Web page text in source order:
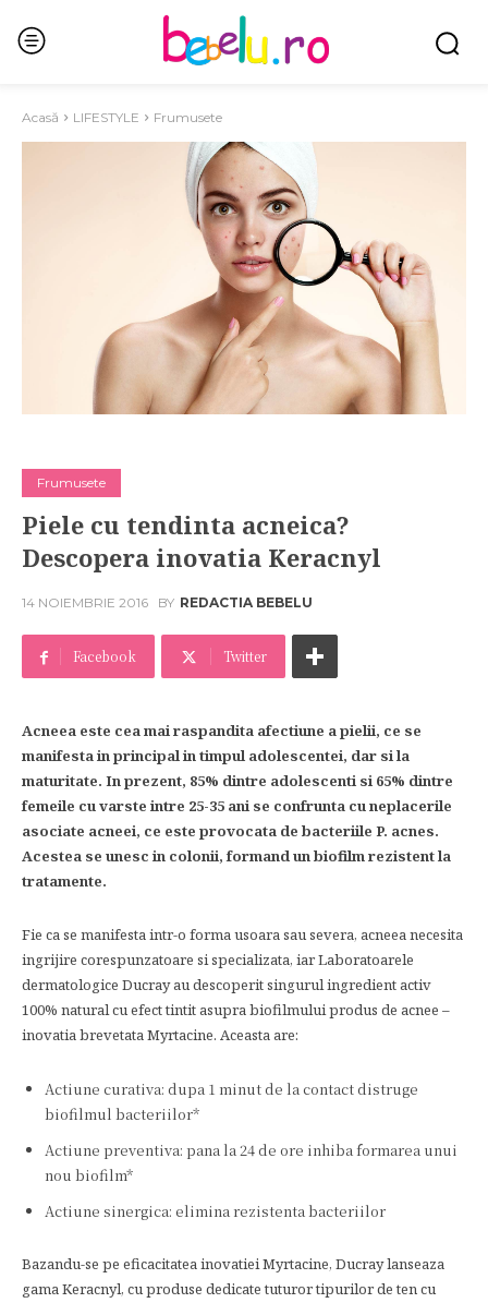
Acasă LIFESTYLE Frumusete
Frumusete
Piele cu tendinta acneica?
Descopera inovatia Keracnyl
14 NOIEMBRIE 2016 BY REDACTIA BEBELU
Facebook Twitter
Acneea este cea mai raspandita afectiune a pielii, ce se
manifesta in principal in timpul adolescentei, dar si la
maturitate. In prezent, 85% dintre adolescenti si 65% dintre
femeile cu varste intre 25-35 ani se confrunta cu neplacerile
asociate acneei, ce este provocata de bacteriile P. acnes.
Acestea se unesc in colonii, formand un biofilm rezistent la
tratamente.
Fie ca se manifesta intr-o forma usoara sau severa, acneea necesita
ingrijire corespunzatoare si specializata, iar Laboratoarele
dermatologice Ducray au descoperit singurul ingredient activ
100% natural cu efect tintit asupra biofilmului produs de acnee –
inovatia brevetata Myrtacine. Aceasta are:
Actiune curativa: dupa 1 minut de la contact distruge
biofilmul bacteriilor*
Actiune preventiva: pana la 24 de ore inhiba formarea unui
nou biofilm*
Actiune sinergica: elimina rezistenta bacteriilor
Bazandu-se pe eficacitatea inovatiei Myrtacine, Ducray lanseaza
gama Keracnyl, cu produse dedicate tuturor tipurilor de ten cu